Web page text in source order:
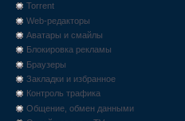
Torrent
Web-редакторы
Аватары и смайлы
Блокировка рекламы
Браузеры
Закладки и избранное
Контроль трафика
Общение, обмен данными